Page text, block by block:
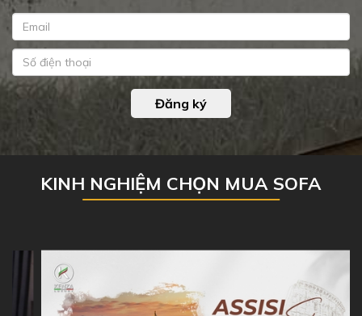
Đăng ký
KINH NGHIỆM CHỌN MUA SOFA